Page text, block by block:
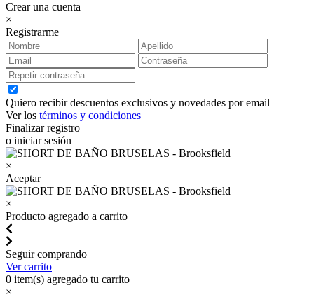
Crear una cuenta
×
Registrarme
Quiero recibir descuentos exclusivos y novedades por email
Ver los términos y condiciones
Finalizar registro
o iniciar sesión
×
Aceptar
×
Producto agregado a carrito
Seguir comprando
Ver carrito
0 item(s) agregado tu carrito
×